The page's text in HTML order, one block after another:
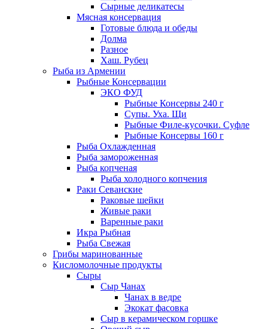
Сырные деликатесы
Мясная консервация
Готовые блюда и обеды
Долма
Разное
Хаш. Рубец
Рыба из Армении
Рыбные Консервации
ЭКО ФУД
Рыбные Консервы 240 г
Супы. Уха. Щи
Рыбные Филе-кусочки. Суфле
Рыбные Консервы 160 г
Рыба Охлажденная
Рыба замороженная
Рыба копченая
Рыба холодного копчения
Раки Севанские
Раковые шейки
Живые раки
Варенные раки
Икра Рыбная
Рыба Свежая
Грибы маринованные
Кисломолочные продукты
Сыры
Сыр Чанах
Чанах в ведре
Экокат фасовка
Сыр в керамическом горшке